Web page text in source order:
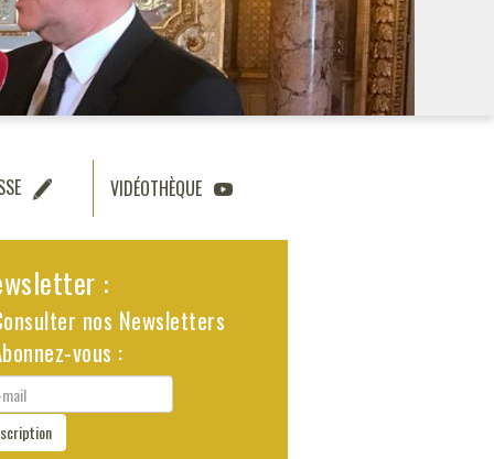
VIDÉOTHÈQUE
:
nos Newsletters
vous :